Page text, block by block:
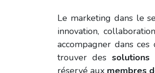
Le marketing dans le
innovation,
accompagner dans
trouver des solutions
réservé aux membres